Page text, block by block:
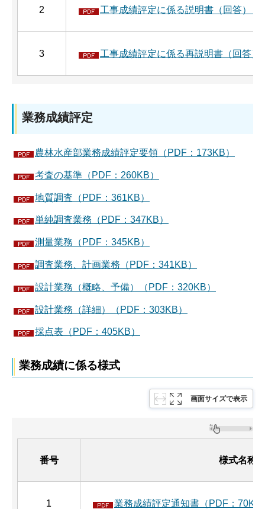
2 工事成績評定に係る説明書（回答）（
3 工事成績評定に係る再説明書（回答）
業務成績評定
農林水産部業務成績評定要領（PDF：173KB）
考査の基準（PDF：260KB）
地質調査（PDF：361KB）
単純調査業務（PDF：347KB）
測量業務（PDF：345KB）
調査業務、計画業務（PDF：341KB）
設計業務（概略、予備）（PDF：320KB）
設計業務（詳細）（PDF：303KB）
採点表（PDF：405KB）
業務成績に係る様式
画面サイズで表示
番号 様式名称
1 業務成績評定通知書（PDF：70KB